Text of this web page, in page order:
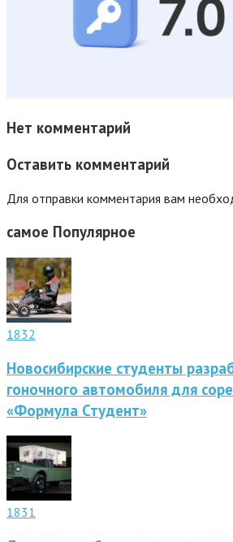
Нет комментарий
Оставить комментарий
Для отправки комментария вам
самое Популярное
1832
Новосибирские студенты
гоночного автомобиля для
«Формула Студент»
1831